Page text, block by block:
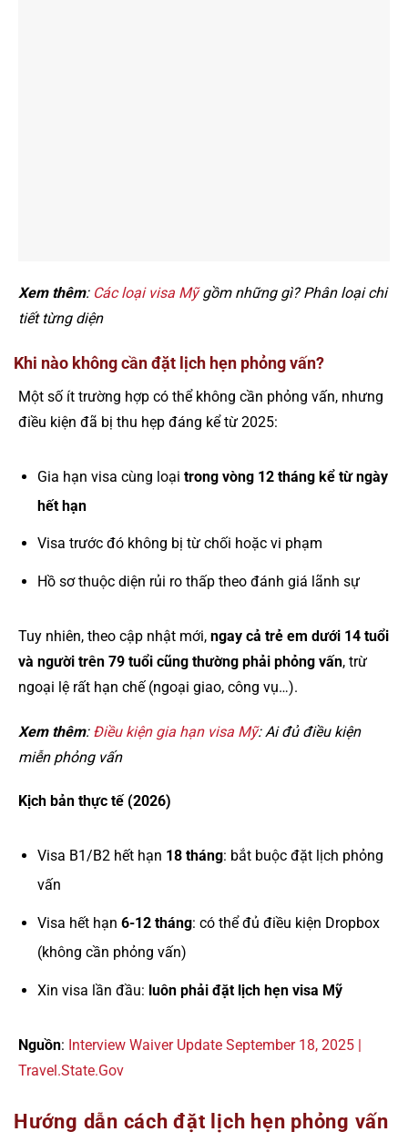
Xem thêm: Các loại visa Mỹgồm những gì? Phân loại chi
tiết từng diện
Khi nào không cần đặt lịch hẹn phỏng vấn?
Một số ít trường hợp có thể không cần phỏng vấn, nhưng
điều kiện đã bị thu hẹp đáng kể từ 2025:
Gia hạn visa cùng loại trong vòng 12 tháng kể từ ngày
hết hạn
Visa trước đó không bị từ chối hoặc vi phạm
Hồ sơ thuộc diện rủi ro thấp theo đánh giá lãnh sự
Tuy nhiên, theo cập nhật mới, ngay cả trẻ em dưới 14 tuổi
và người trên 79 tuổi cũng thường phải phỏng vấn, trừ
ngoại lệ rất hạn chế (ngoại giao, công vụ…).
Xem thêm: Điều kiện gia hạn visa Mỹ: Ai đủ điều kiện
miễn phỏng vấn
Kịch bản thực tế (2026)
Visa B1/B2 hết hạn 18 tháng: bắt buộc đặt lịch phỏng
vấn
Visa hết hạn 6-12 tháng: có thể đủ điều kiện Dropbox
(không cần phỏng vấn)
Xin visa lần đầu: luôn phải đặt lịch hẹn visa Mỹ
Nguồn: Interview Waiver Update September 18, 2025 |
Travel.State.Gov
Hướng dẫn cách đặt lịch hẹn phỏng vấn